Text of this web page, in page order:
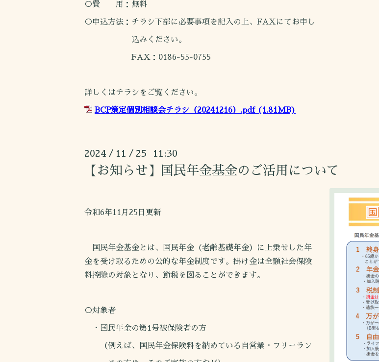
○費 用：無料
○申込方法：チラシ下部に必要事項を記入の上、FAXにてお申し
込みください。
FAX：0186-55-0755
詳しくはチラシをご覧ください。
BCP策定個別相談会チラシ（20241216）.pdf(1.81MB)
2024 / 11 / 25 11:30
【お知らせ】国民年金基金のご活用について
令和6年11月25日更新
国民年金基金とは、国民年金（老齢基礎年金）に上乗せした年
金を受け取るための公的な年金制度です。掛け金は全額社会保険
料控除の対象となり、節税を図ることができます。
○対象者
・国民年金の第1号被保険者の方
（例えば、国民年金保険料を納めている自営業・フリーラン